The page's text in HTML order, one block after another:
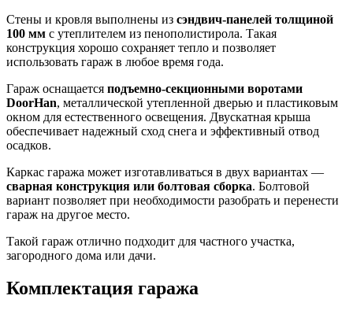
Стены и кровля выполнены из сэндвич-панелей толщиной
100 мм с утеплителем из пенополистирола. Такая
конструкция хорошо сохраняет тепло и позволяет
использовать гараж в любое время года.
Гараж оснащается подъемно-секционными воротами
DoorHan, металлической утепленной дверью и пластиковым
окном для естественного освещения. Двускатная крыша
обеспечивает надежный сход снега и эффективный отвод
осадков.
Каркас гаража может изготавливаться в двух вариантах —
сварная конструкция или болтовая сборка. Болтовой
вариант позволяет при необходимости разобрать и перенести
гараж на другое место.
Такой гараж отлично подходит для частного участка,
загородного дома или дачи.
Комплектация гаража